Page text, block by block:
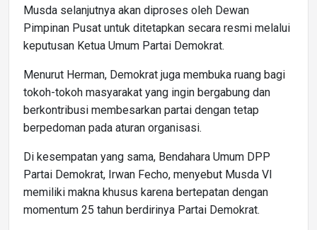
Musda selanjutnya akan diproses oleh Dewan
Pimpinan Pusat untuk ditetapkan secara resmi melalui
keputusan Ketua Umum Partai Demokrat.
Menurut Herman, Demokrat juga membuka ruang bagi
tokoh-tokoh masyarakat yang ingin bergabung dan
berkontribusi membesarkan partai dengan tetap
berpedoman pada aturan organisasi.
Di kesempatan yang sama, Bendahara Umum DPP
Partai Demokrat, Irwan Fecho, menyebut Musda VI
memiliki makna khusus karena bertepatan dengan
momentum 25 tahun berdirinya Partai Demokrat.